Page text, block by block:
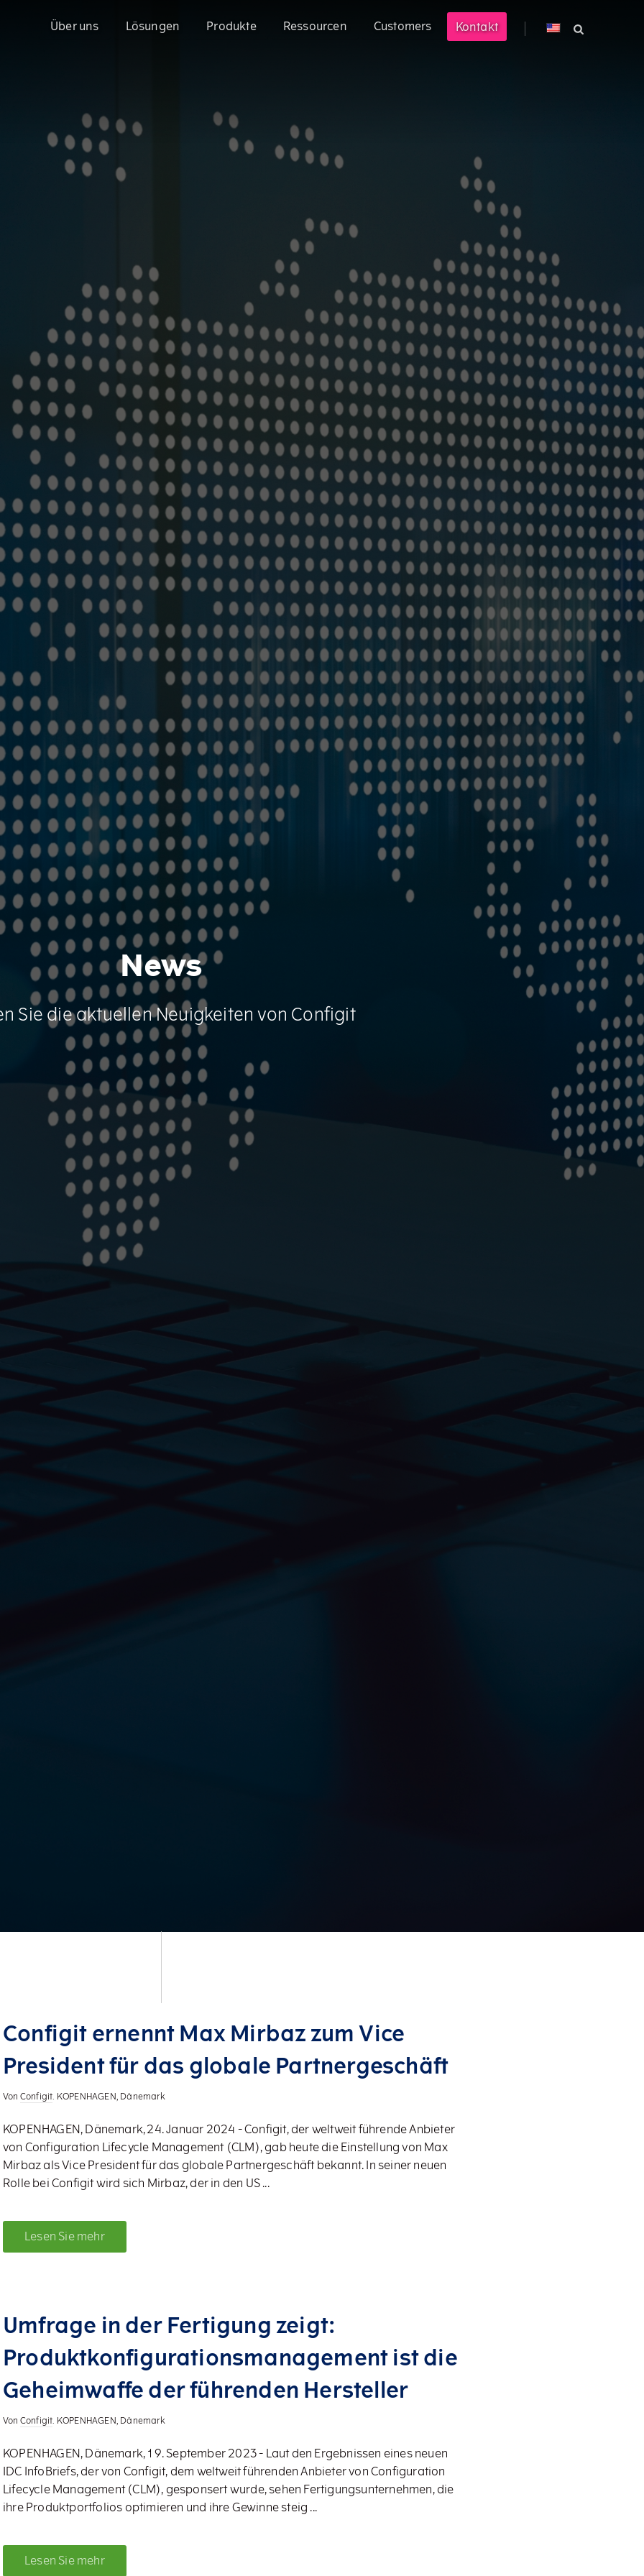
Über uns Lösungen
CPQ für die komplexesten Produkte der Industrie
Sales Configurator
Produkte
Mit der Konfigurationsplattform Configit Ace® können Sie Ihre technisch
anspruchsvollen Produkte schneller auf den Markt bringen.
Ressourcen Customers Kontakt
News
Sie die aktuellen Neuigkeiten von Configit
Configit ernennt Max Mirbaz zum Vice
President für das globale Partnergeschäft
Von Configit. KOPENHAGEN, Dänemark
KOPENHAGEN, Dänemark, 24. Januar 2024 - Configit, der weltweit führende Anbieter
von Configuration Lifecycle Management (CLM), gab heute die Einstellung von Max
Mirbaz als Vice President für das globale Partnergeschäft bekannt. In seiner neuen
Rolle bei Configit wird sich Mirbaz, der in den US ...
Lesen Sie mehr
Umfrage in der Fertigung zeigt:
Produktkonfigurationsmanagement ist die
Geheimwaffe der führenden Hersteller
Von Configit. KOPENHAGEN, Dänemark
KOPENHAGEN, Dänemark, 19. September 2023 - Laut den Ergebnissen eines neuen
IDC InfoBriefs, der von Configit, dem weltweit führenden Anbieter von Configuration
Lifecycle Management (CLM), gesponsert wurde, sehen Fertigungsunternehmen, die
ihre Produktportfolios optimieren und ihre Gewinne steig ...
Lesen Sie mehr